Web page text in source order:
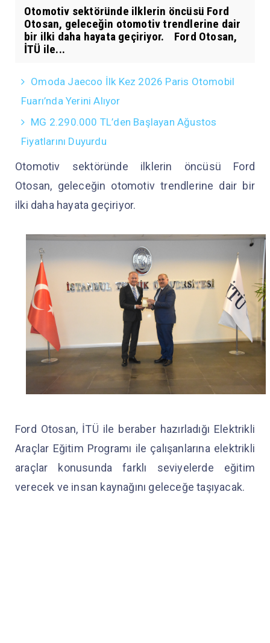
Otomotiv sektöründe ilklerin öncüsü Ford
Otosan, geleceğin otomotiv trendlerine dair
bir ilki daha hayata geçiriyor. Ford Otosan,
İTÜ ile...
Omoda Jaecoo İlk Kez 2026 Paris Otomobil
Fuarı’nda Yerini Alıyor
MG 2.290.000 TL’den Başlayan Ağustos
Fiyatlarını Duyurdu
Otomotiv sektöründe ilklerin öncüsü Ford
Otosan, geleceğin otomotiv trendlerine dair bir
ilki daha hayata geçiriyor.
Ford Otosan, İTÜ ile beraber hazırladığı Elektrikli
Araçlar Eğitim Programı ile çalışanlarına elektrikli
araçlar konusunda farklı seviyelerde eğitim
verecek ve insan kaynağını geleceğe taşıyacak.